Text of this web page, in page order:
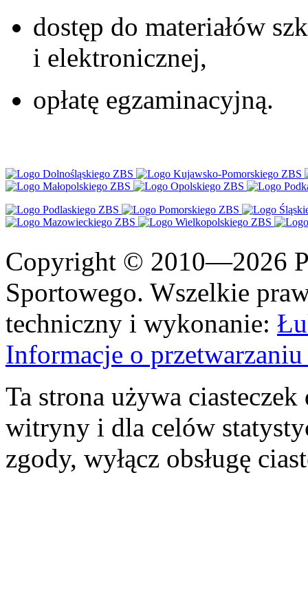
dostęp do materiałów
i elektronicznej,
opłatę egzaminacyjną.
Copyright © 2010—2026
Sportowego. Wszelkie
techniczny i wykonanie:
Informacje o
Ta strona używa
witryny i dla celów
zgody, wyłącz obsługę